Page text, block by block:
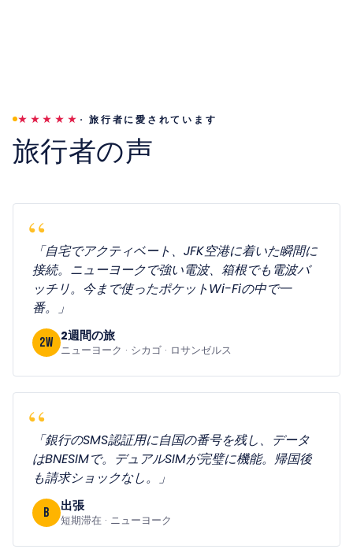
★★★★★ ·旅行者に愛されています
旅行者の声
「自宅でアクティベート、JFK空港に着いた瞬間に
接続。ニューヨークで強い電波、箱根でも電波バ
ッチリ。今まで使ったポケットWi-Fiの中で一
番。」
2w 2週間の旅
ニューヨーク · シカゴ · ロサンゼルス
「銀行のSMS認証用に自国の番号を残し、データ
はBNESIMで。デュアルSIMが完璧に機能。帰国後
も請求ショックなし。」
B 出張
短期滞在 · ニューヨーク